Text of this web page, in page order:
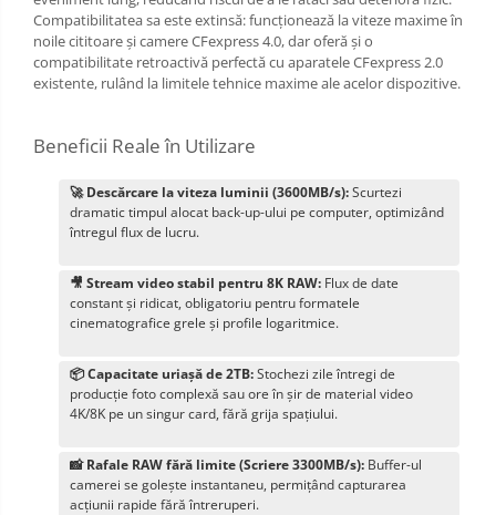
Compatibilitatea sa este extinsă: funcționează la viteze maxime în
noile cititoare și camere CFexpress 4.0, dar oferă și o
compatibilitate retroactivă perfectă cu aparatele CFexpress 2.0
existente, rulând la limitele tehnice maxime ale acelor dispozitive.
Beneficii Reale în Utilizare
🚀 Descărcare la viteza luminii (3600MB/s):Scurtezi
dramatic timpul alocat back-up-ului pe computer, optimizând
întregul flux de lucru.
🎥 Stream video stabil pentru 8K RAW: Flux de date
constant și ridicat, obligatoriu pentru formatele
cinematografice grele și profile logaritmice.
📦 Capacitate uriașă de 2TB:Stochezi zile întregi de
producție foto complexă sau ore în șir de material video
4K/8K pe un singur card, fără grija spațiului.
📸 Rafale RAW fără limite (Scriere 3300MB/s): Buffer-ul
camerei se golește instantaneu, permițând capturarea
acțiunii rapide fără întreruperi.